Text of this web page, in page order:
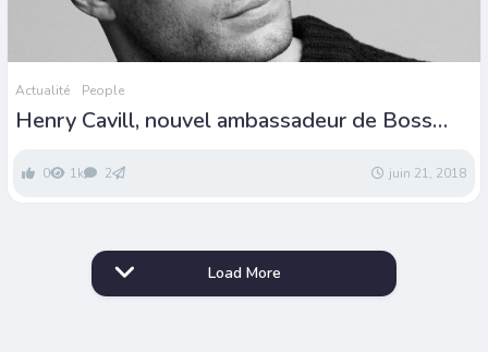
Actualité People
Henry Cavill, nouvel ambassadeur de Boss
0 1k 2 juin 21, 2018
Load More